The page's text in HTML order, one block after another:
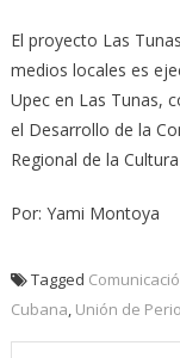
El proyecto Las
medios locales es
Upec en Las Tunas,
el Desarrollo de la
Regional de la
Por: Yami Montoya
Tagged
Cubana, Unión de